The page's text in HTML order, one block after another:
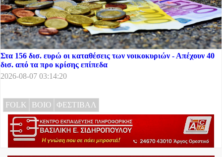
Στα 156 δισ. ευρώ οι καταθέσεις των νοικοκυριών - Απέχουν 40
δισ. από τα προ κρίσης επίπεδα
2026-08-07 03:14:20
FOLK ΒΟΙΟ ΦΕΣΤΙΒΑΛ